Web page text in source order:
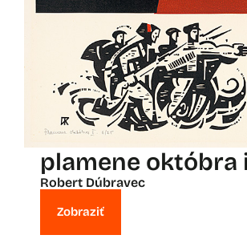
plamene októbra
Robert Dúbravec
Zobraziť